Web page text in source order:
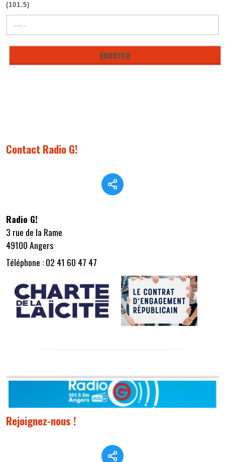
(101.5)
Contact Radio G!
Radio G!
3 rue de la Rame
49100 Angers
Téléphone : 02 41 60 47 47
Rejoignez-nous !